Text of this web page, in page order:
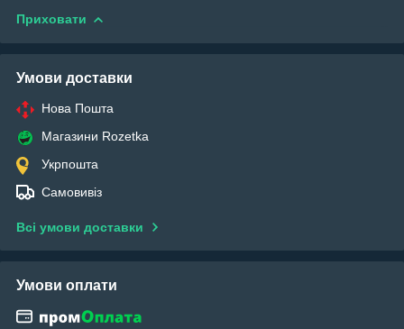
Приховати
Умови доставки
Нова Пошта
Магазини Rozetka
Укрпошта
Самовивіз
Всі умови доставки
Умови оплати